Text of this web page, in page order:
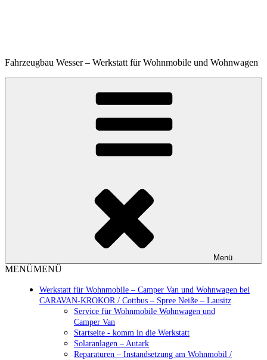
Fahrzeugbau Wesser – Werkstatt für Wohnmobile und Wohnwagen
Menü
MENÜMENÜ
Werkstatt für Wohnmobile – Camper Van und Wohnwagen bei
CARAVAN-KROKOR / Cottbus – Spree Neiße – Lausitz
Service für Wohnmobile Wohnwagen und
Camper Van
Startseite - komm in die Werkstatt
Solaranlagen – Autark
Reparaturen – Instandsetzung am Wohnmobil /